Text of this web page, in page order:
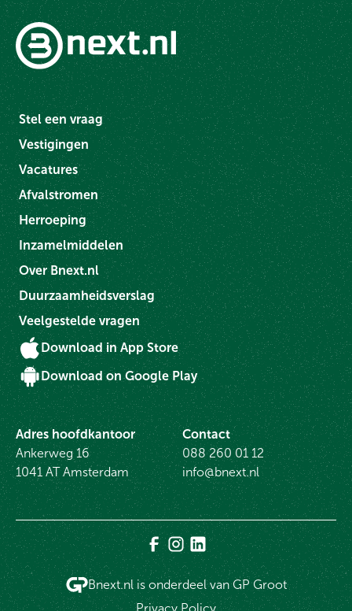
Adres hoofdkantoor
Ankerweg 16
1041 AT Amsterdam
Contact
088 260 01 12
info@bnext.nl
Stel een vraag
Vestigingen
Vacatures
Afvalstromen
Herroeping
Inzamelmiddelen
Over Bnext.nl
Duurzaamheidsverslag
Veelgestelde vragen
Download in App Store
Download on Google Play
Bnext.nl is onderdeel van GP Groot